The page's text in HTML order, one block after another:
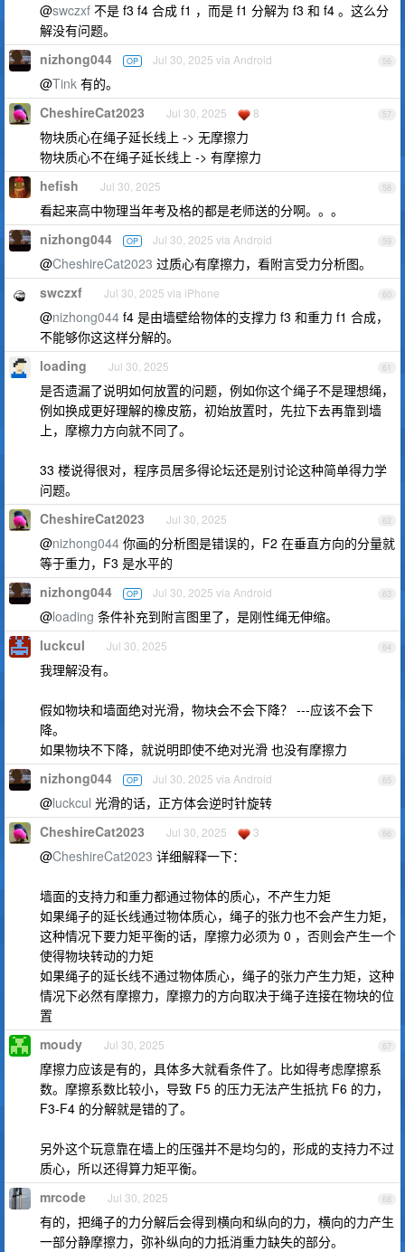
@swczxf 不是 f3 f4 合成 f1 ，而是 f1 分解为 f3 和 f4 。这么分
解没有问题。
56
nizhong044 OP Jul 30, 2025 via Android
@Tink 有的。
57
CheshireCat2023 Jul 30, 2025 8
物块质心在绳子延长线上 -> 无摩擦力
物块质心不在绳子延长线上 -> 有摩擦力
58
hefish Jul 30, 2025
看起来高中物理当年考及格的都是老师送的分啊。。。
59
nizhong044 OP Jul 30, 2025 via Android
@CheshireCat2023 过质心有摩擦力，看附言受力分析图。
60
swczxf Jul 30, 2025 via iPhone
@nizhong044 f4 是由墙壁给物体的支撑力 f3 和重力 f1 合成，
不能够你这这样分解的。
61
loading Jul 30, 2025
是否遗漏了说明如何放置的问题，例如你这个绳子不是理想绳，
例如换成更好理解的橡皮筋，初始放置时，先拉下去再靠到墙
上，摩檫力方向就不同了。
33 楼说得很对，程序员居多得论坛还是别讨论这种简单得力学
问题。
62
CheshireCat2023 Jul 30, 2025
@nizhong044 你画的分析图是错误的，F2 在垂直方向的分量就
等于重力，F3 是水平的
63
nizhong044 OP Jul 30, 2025 via Android
@loading 条件补充到附言图里了，是刚性绳无伸缩。
64
luckcul Jul 30, 2025
我理解没有。
假如物块和墙面绝对光滑，物块会不会下降？ ---应该不会下
降。
如果物块不下降，就说明即使不绝对光滑 也没有摩擦力
65
nizhong044 OP Jul 30, 2025 via Android
@luckcul 光滑的话，正方体会逆时针旋转
66
CheshireCat2023 Jul 30, 2025 3
@CheshireCat2023 详细解释一下：
墙面的支持力和重力都通过物体的质心，不产生力矩
如果绳子的延长线通过物体质心，绳子的张力也不会产生力矩，
这种情况下要力矩平衡的话，摩擦力必须为 0 ，否则会产生一个
使得物块转动的力矩
如果绳子的延长线不通过物体质心，绳子的张力产生力矩，这种
情况下必然有摩擦力，摩擦力的方向取决于绳子连接在物块的位
置
67
moudy Jul 30, 2025
摩擦力应该是有的，具体多大就看条件了。比如得考虑摩擦系
数。摩擦系数比较小，导致 F5 的压力无法产生抵抗 F6 的力，
F3-F4 的分解就是错的了。
另外这个玩意靠在墙上的压强并不是均匀的，形成的支持力不过
质心，所以还得算力矩平衡。
68
mrcode Jul 30, 2025
有的，把绳子的力分解后会得到横向和纵向的力，横向的力产生
一部分静摩擦力，弥补纵向的力抵消重力缺失的部分。